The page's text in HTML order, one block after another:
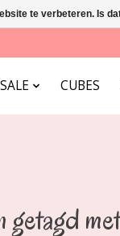
CUBES
te verbeteren. Is